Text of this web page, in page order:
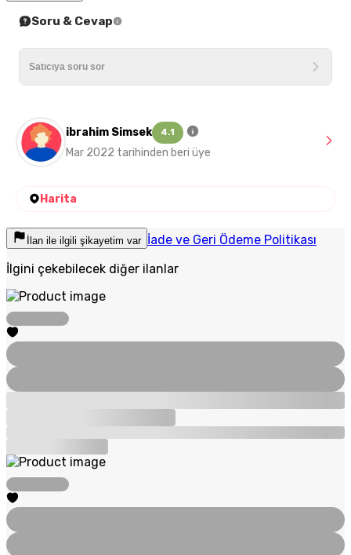
Soru & Cevap
ibrahim Simsek 4.1
Mar 2022 tarihinden beri üye
Harita
İlan ile ilgili şikayetim var İade ve Geri Ödeme Politikası
İlgini çekebilecek diğer ilanlar